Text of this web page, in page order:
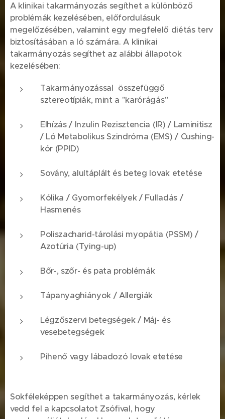
A klinikai takarmányozás segíthet a különböző
problémák kezelésében, előfordulásuk
megelőzésében, valamint egy megfelelő diétás terv
biztosításában a ló számára. A klinikai
takarmányozás segíthet az alábbi állapotok
kezelésében:
Takarmányozással összefüggő
sztereotípiák, mint a "karórágás"
Elhízás / Inzulin Rezisztencia (IR) / Laminitisz
/ Ló Metabolikus Szindróma (EMS) / Cushing-
kór (PPID)
Sovány, alultáplált és beteg lovak etetése
Kólika / Gyomorfekélyek / Fulladás /
Hasmenés
Poliszacharid-tárolási myopátia (PSSM) /
Azotúria (Tying-up)
Bőr-, szőr- és pata problémák
Tápanyaghiányok / Allergiák
Légzőszervi betegségek / Máj- és
vesebetegségek
Pihenő vagy lábadozó lovak etetése
Sokféleképpen segíthet a takarmányozás, kérlek
vedd fel a kapcsolatot Zsófival, hogy